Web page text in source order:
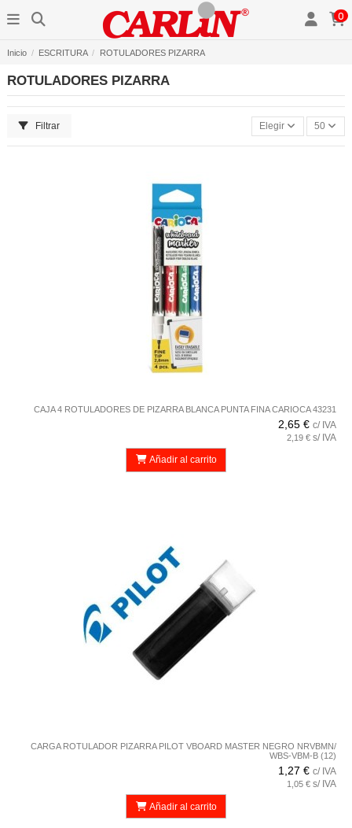
0
Inicio ESCRITURA ROTULADORES PIZARRA
ROTULADORES PIZARRA
Filtrar Elegir 50
CAJA 4 ROTULADORES DE PIZARRA BLANCA PUNTA FINA CARIOCA 43231
2,65 € c/ IVA
2,19 € s/ IVA
Añadir al carrito
CARGA ROTULADOR PIZARRA PILOT VBOARD MASTER NEGRO NRVBMN/
WBS-VBM-B (12)
1,27 € c/ IVA
1,05 € s/ IVA
Añadir al carrito